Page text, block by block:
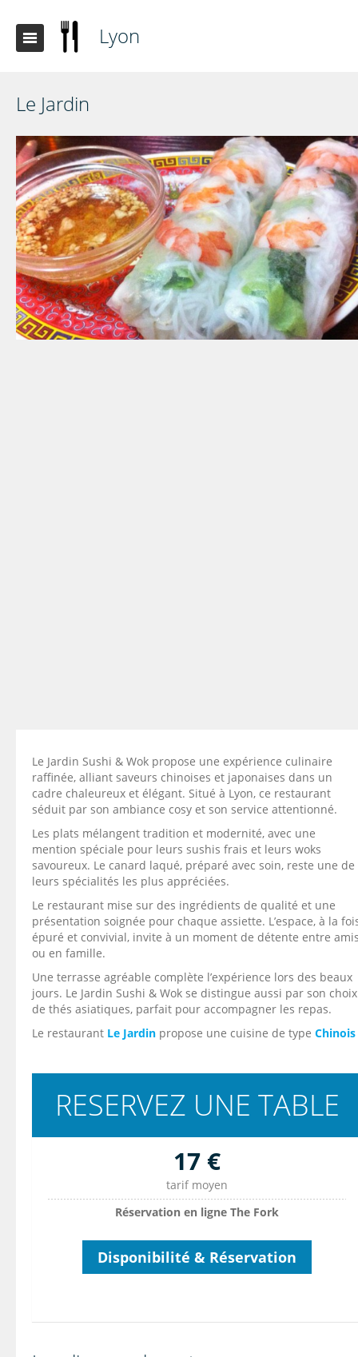
Lyon
Le Jardin
Le Jardin Sushi & Wok propose une expérience culinaire
raffinée, alliant saveurs chinoises et japonaises dans un
cadre chaleureux et élégant. Situé à Lyon, ce restaurant
séduit par son ambiance cosy et son service attentionné.
Les plats mélangent tradition et modernité, avec une
mention spéciale pour leurs sushis frais et leurs woks
savoureux. Le canard laqué, préparé avec soin, reste une de
leurs spécialités les plus appréciées.
Le restaurant mise sur des ingrédients de qualité et une
présentation soignée pour chaque assiette. L’espace, à la
épuré et convivial, invite à un moment de détente entre
ou en famille.
Une terrasse agréable complète l’expérience lors des beaux
jours. Le Jardin Sushi & Wok se distingue aussi par son choix
de thés asiatiques, parfait pour accompagner les repas.
Le restaurant Le Jardin propose une cuisine de type Chinois
RESERVEZ UNE TABLE
17 €
tarif moyen
Réservation en ligne The Fork
Disponibilité & Réservation